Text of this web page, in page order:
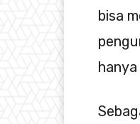
bisa